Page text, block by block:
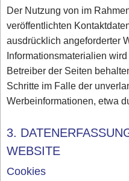
Der Nutzung von im
veröffentlichten
ausdrücklich angeforderter
Informationsmaterialien
Betreiber der Seiten
Schritte im Falle der
Werbeinformationen, etwa
3.
WEBSITE
Cookies